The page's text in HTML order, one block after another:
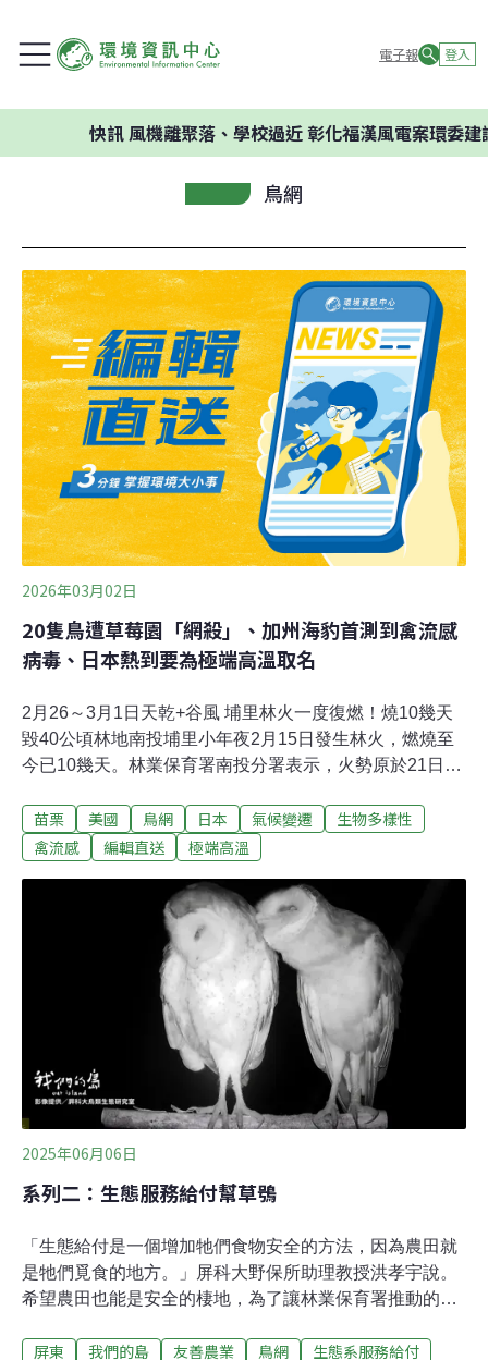
電子報 登入
風機離聚落、學校過近 彰化福漢風電案環委建議不應開
鳥網
2026年03月02日
20隻鳥遭草莓園「網殺」、加州海豹首測到禽流感
病毒、日本熱到要為極端高溫取名
2月26～3月1日天乾+谷風 埔里林火一度復燃！燒10幾天
毀40公頃林地南投埔里小年夜2月15日發生林火，燃燒至
今已10幾天。林業保育署南投分署表示，火勢原於21日已
風再度向上延燒，於24日再回到搶救階段。南投分署分署
長李政賢說明，林火累計延燒面積雖達40公頃，但大多數
持續滅火中。27日遇清晨降雨，下午火勢順利控制。（太
報、中央社報導）草莓園驚見「網殺」慘況！ 20隻鳥喪命
保育類領角鴞也難逃
苗栗 美國 鳥網 日本 氣候變遷
生物多樣性
禽流感
編輯直送 極端高溫
2025年06月06日
系列二：生態服務給付幫草鴞
「生態給付是一個增加牠們食物安全的方法，因為農田就
是牠們覓食的地方。」屏科大野保所助理教授洪孝宇說。
希望農田也能是安全的棲地，為了讓林業保育署推動的草
草鴞的安全與田間豐富的生態，也為消費者提供安心的作
屏東 我們的島 友善農業 鳥網
生態系服務給付